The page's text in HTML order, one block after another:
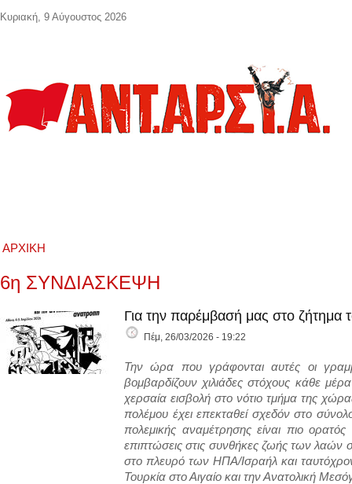
ΑΡΧΙΚΉ
6η ΣΥΝΔΙΑΣΚΕΨΗ
Για την παρέμβασή μας στο
Πέμ, 26/03/2026 - 19:22
Την ώρα που γράφονται αυτές οι
βομβαρδίζουν χιλιάδες στόχους κάθε
χερσαία εισβολή στο νότιο τμήμα της
πολέμου έχει επεκταθεί σχεδόν στο
πολεμικής αναμέτρησης είναι πιο
επιπτώσεις στις συνθήκες ζωής των λαών
στο πλευρό των ΗΠΑ/Ισραήλ και
Τουρκία στο Αιγαίο και την Ανατολική
Κυριακή, 9 Αύγουστος 2026